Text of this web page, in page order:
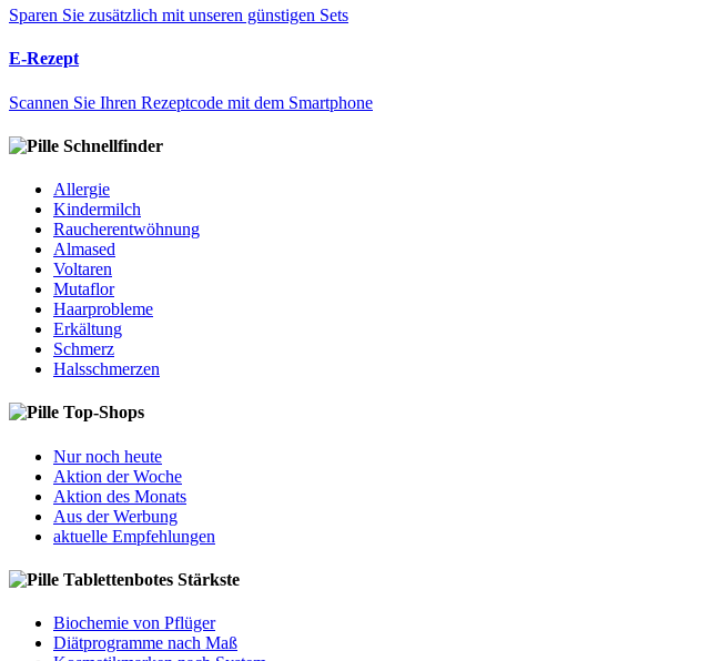
Sparen Sie zusätzlich mit unseren günstigen Sets
E-Rezept
Scannen Sie Ihren Rezeptcode mit dem Smartphone
Schnellfinder
Allergie
Kindermilch
Raucherentwöhnung
Almased
Voltaren
Mutaflor
Haarprobleme
Erkältung
Schmerz
Halsschmerzen
Top-Shops
Nur noch heute
Aktion der Woche
Aktion des Monats
Aus der Werbung
aktuelle Empfehlungen
Tablettenbotes Stärkste
Biochemie von Pflüger
Diätprogramme nach Maß